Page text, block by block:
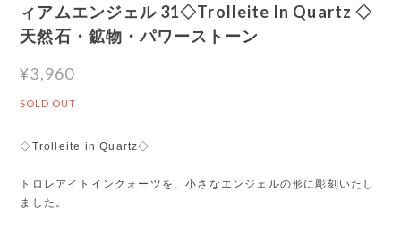
ィアムエンジェル 31◇Trolleite In Quartz ◇
天然石・鉱物・パワーストーン
¥3,960
SOLD OUT
◇Trolleite in Quartz◇
トロレアイトインクォーツを、小さなエンジェルの形に彫刻いたし
ました。